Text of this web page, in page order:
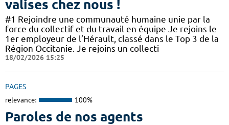
valises chez nous !
#1 Rejoindre une communauté humaine unie par la
force du collectif et du travail en équipe Je rejoins le
1er employeur de l’Hérault, classé dans le Top 3 de la
Région Occitanie. Je rejoins un collecti
18/02/2026 15:25
PAGES
relevance: 100%
Paroles de nos agents